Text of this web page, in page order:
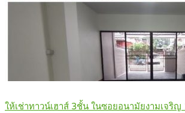
ให้เช่าทาวน์เฮาส์ 3ชั้น ในซอยอนามัยงามเจริ